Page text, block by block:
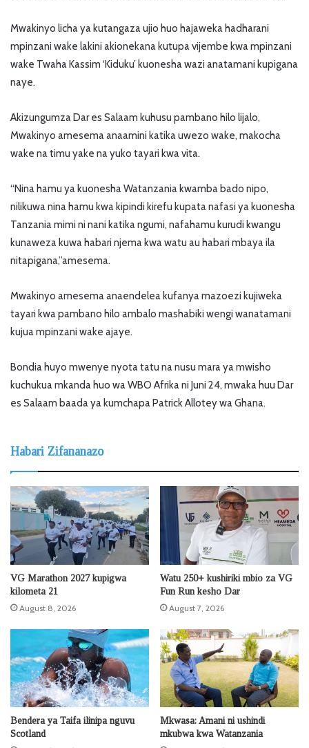
Mwakinyo licha ya kutangaza ujio huo hajaweka hadharani
mpinzani wake lakini akionekana kutupa vijembe kwa mpinzani
wake Twaha Kassim ‘Kiduku’ kuonesha wazi anatamani kupigana
naye.
Akizungumza Dar es Salaam kuhusu pambano hilo lijalo,
Mwakinyo amesema anaamini katika uwezo wake, makocha
wake na timu yake na yuko tayari kwa vita.
“Nina hamu ya kuonesha Watanzania kwamba bado nipo,
nilikuwa nina hamu kwa kipindi kirefu kupata nafasi ya kuonesha
Tanzania mimi ni nani katika ngumi, nafahamu kurudi kwangu
kunaweza kuwa habari njema kwa watu au habari mbaya ila
nitapigana,”amesema.
Mwakinyo amesema anaendelea kufanya mazoezi kujiweka
tayari kwa pambano hilo ambalo mashabiki wengi wanatamani
kujua mpinzani wake ajaye.
Bondia huyo mwenye nyota tatu na nusu mara ya mwisho
kuchukua mkanda huo wa WBO Afrika ni Juni 24, mwaka huu Dar
es Salaam baada ya kumchapa Patrick Allotey wa Ghana.
Habari Zifananazo
VG Marathon 2027 kupigwa
kilometa 21
August 8, 2026
Watu 250+ kushiriki mbio za VG
Fun Run kesho Dar
August 7, 2026
Bendera ya Taifa ilinipa nguvu
Scotland
Mkwasa: Amani ni ushindi
mkubwa kwa Watanzania